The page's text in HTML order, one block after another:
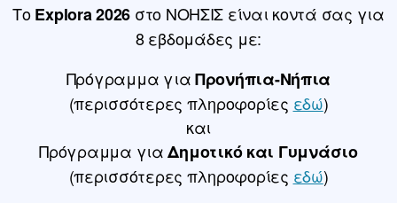
ΤοExplora 2026 στο ΝΟΗΣΙΣ είναι κοντά σας για
8 εβδομάδες με:
Πρόγραμμα γιαΠρονήπια-Νήπια
(περισσότερες πληροφορίες εδώ)
και
Πρόγραμμα γιαΔημοτικό και Γυμνάσιο
(περισσότερες πληροφορίες εδώ)